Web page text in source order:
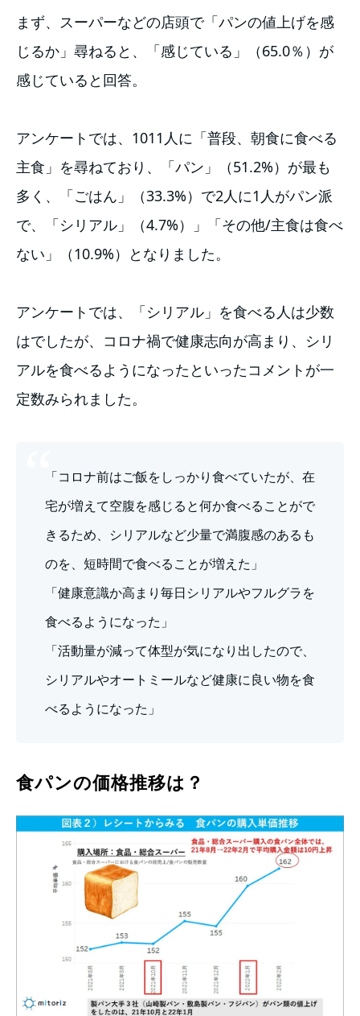
まず、スーパーなどの店頭で「パンの値上げを感
じるか」尋ねると、「感じている」（65.0％）が
感じていると回答。
アンケートでは、1011人に「普段、朝食に食べる
主食」を尋ねており、「パン」（51.2%）が最も
多く、「ごはん」（33.3%）で2人に1人がパン派
で、「シリアル」（4.7%）」「その他/主食は食べ
ない」（10.9%）となりました。
アンケートでは、「シリアル」を食べる人は少数
はでしたが、コロナ禍で健康志向が高まり、シリ
アルを食べるようになったといったコメントが一
定数みられました。
「コロナ前はご飯をしっかり食べていたが、在
宅が増えて空腹を感じると何か食べることがで
きるため、シリアルなど少量で満腹感のあるも
のを、短時間で食べることが増えた」
「健康意識か高まり毎日シリアルやフルグラを
食べるようになった」
「活動量が減って体型が気になり出したので、
シリアルやオートミールなど健康に良い物を食
べるようになった」
食パンの価格推移は？